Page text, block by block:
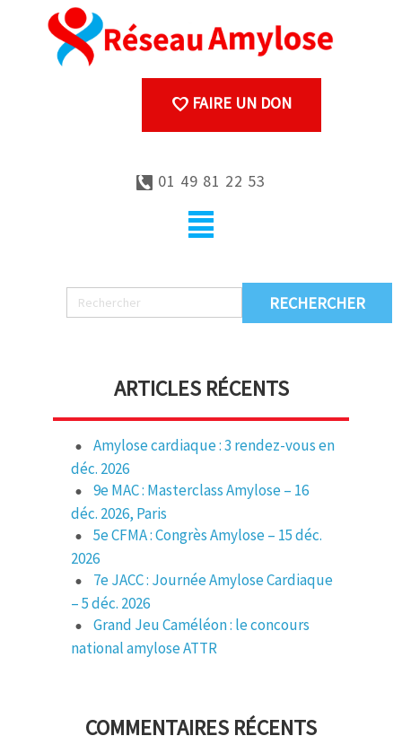
FAIRE UN DON
01 49 81 22 53
ARTICLES RÉCENTS
Amylose cardiaque : 3 rendez-vous en
déc. 2026
9e MAC : Masterclass Amylose – 16
déc. 2026, Paris
5e CFMA : Congrès Amylose – 15 déc.
2026
7e JACC : Journée Amylose Cardiaque
– 5 déc. 2026
Grand Jeu Caméléon : le concours
national amylose ATTR
COMMENTAIRES RÉCENTS